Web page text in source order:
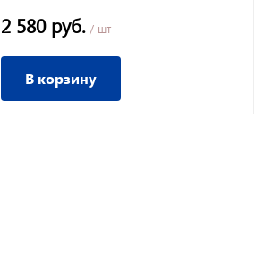
2 580 руб. / шт
В корзину